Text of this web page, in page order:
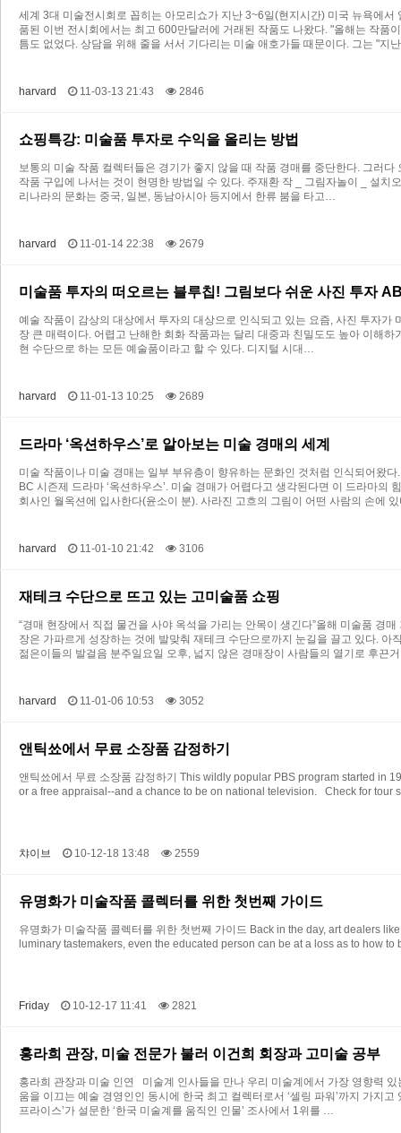
세계 3대 미술전시회로 꼽히는 아모리쇼가 지난 3~6일(현지시간) 미국 뉴욕에
품된 이번 전시회에서는 최고 600만달러에 거래된 작품도 나왔다. "올해는 작품
틈도 없었다. 상담을 위해 줄을 서서 기다리는 미술 애호가들 때문이다. 그는 "지
harvard 11-03-13 21:43 2846
쇼핑특강: 미술품 투자로 수익을 올리는 방법
보통의 미술 작품 컬렉터들은 경기가 좋지 않을 때 작품 경매를 중단한다. 그러
작품 구입에 나서는 것이 현명한 방법일 수 있다. 주재환 작 _ 그림자놀이 _ 설
리나라의 문화는 중국, 일본, 동남아시아 등지에서 한류 붐을 타고…
harvard 11-01-14 22:38 2679
미술품 투자의 떠오르는 블루칩! 그림보다 쉬운 사진 투자
예술 작품이 감상의 대상에서 투자의 대상으로 인식되고 있는 요즘, 사진 투자
장 큰 매력이다. 어렵고 난해한 회화 작품과는 달리 대중과 친밀도도 높아 이해
현 수단으로 하는 모든 예술품이라고 할 수 있다. 디지털 시대…
harvard 11-01-13 10:25 2689
드라마 ‘옥션하우스’로 알아보는 미술 경매의 세계
미술 작품이나 미술 경매는 일부 부유층이 향유하는 문화인 것처럼 인식되어왔
BC 시즌제 드라마 ‘옥션하우스’. 미술 경매가 어렵다고 생각된다면 이 드라마
회사인 월옥션에 입사한다(윤소이 분). 사라진 고흐의 그림이 어떤 사람의 손에
harvard 11-01-10 21:42 3106
재테크 수단으로 뜨고 있는 고미술품 쇼핑
“경매 현장에서 직접 물건을 사야 옥석을 가리는 안목이 생긴다”올해 미술품 경
장은 가파르게 성장하는 것에 발맞춰 재테크 수단으로까지 눈길을 끌고 있다.
젊은이들의 발걸음 분주일요일 오후, 넓지 않은 경매장이 사람들의 열기로 후끈
harvard 11-01-06 10:53 3052
앤틱쑈에서 무료 소장품 감정하기
앤틱쑈에서 무료 소장품 감정하기 This wildly popular PBS program started in
or a free appraisal--and a chance to be on national television. Check for tour
챠이브 10-12-18 13:48 2559
유명화가 미술작품 콜렉터를 위한 첫번째 가이드
유명화가 미술작품 콜렉터를 위한 첫번째 가이드 Back in the day, art dealers
luminary tastemakers, even the educated person can be at a loss as to how
Friday 10-12-17 11:41 2821
홍라희 관장, 미술 전문가 불러 이건희 회장과 고미술 공부
홍라희 관장과 미술 인연 미술계 인사들을 만나 우리 미술계에서 가장 영향력
움을 이끄는 예술 경영인인 동시에 한국 최고 컬렉터로서 ‘셀링 파워’까지 가지
프라이스’가 설문한 ‘한국 미술계를 움직인 인물’ 조사에서 1위를 …